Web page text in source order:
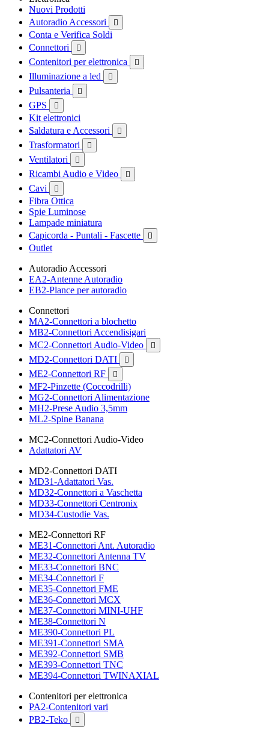
Nuovi Prodotti
Autoradio Accessori

Conta e Verifica Soldi
Connettori

Contenitori per elettronica 
Illuminazione a led 
Pulsanteria 
GPS 
Kit elettronici
Saldatura e Accessori

Trasformatori 
Ventilatori 
Ricambi Audio e Video 
Cavi 
Fibra Ottica
Spie Luminose
Lampade miniatura
Capicorda - Puntali - Fascette

Outlet
Autoradio Accessori
EA2-Antenne Autoradio
EB2-Plance per autoradio
Connettori
MA2-Connettori a blochetto
MB2-Connettori Accendisigari
MC2-Connettori Audio-Video

MD2-Connettori DATI 
ME2-Connettori RF 
MF2-Pinzette (Coccodrilli)
MG2-Connettori Alimentazione
MH2-Prese Audio 3,5mm
ML2-Spine Banana
MC2-Connettori Audio-Video
Adattatori AV
MD2-Connettori DATI
MD31-Adattatori Vas.
MD32-Connettori a Vaschetta
MD33-Connettori Centronix
MD34-Custodie Vas.
ME2-Connettori RF
ME31-Connettori Ant. Autoradio
ME32-Connettori Antenna TV
ME33-Connettori BNC
ME34-Connettori F
ME35-Connettori FME
ME36-Connettori MCX
ME37-Connettori MINI-UHF
ME38-Connettori N
ME390-Connettori PL
ME391-Connettori SMA
ME392-Connettori SMB
ME393-Connettori TNC
ME394-Connettori TWINAXIAL
Contenitori per elettronica
PA2-Contenitori vari
PB2-Teko
